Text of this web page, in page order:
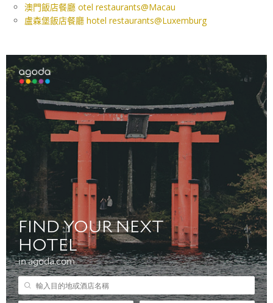
澳門飯店餐廳 otel restaurants@Macau
盧森堡飯店餐廳 hotel restaurants@Luxemburg